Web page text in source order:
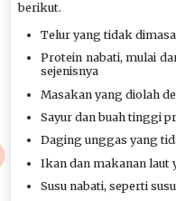
berikut.
Telur yang tidak
Protein nabati, mulai
sejenisnya
Masakan yang diolah
Sayur dan buah tinggi
Daging unggas yang
Ikan dan makanan laut
Susu nabati, seperti